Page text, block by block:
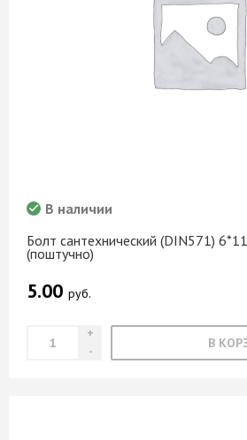
Болт сантехнический (DIN571)
(поштучно)
В наличии
5.00 руб.
В